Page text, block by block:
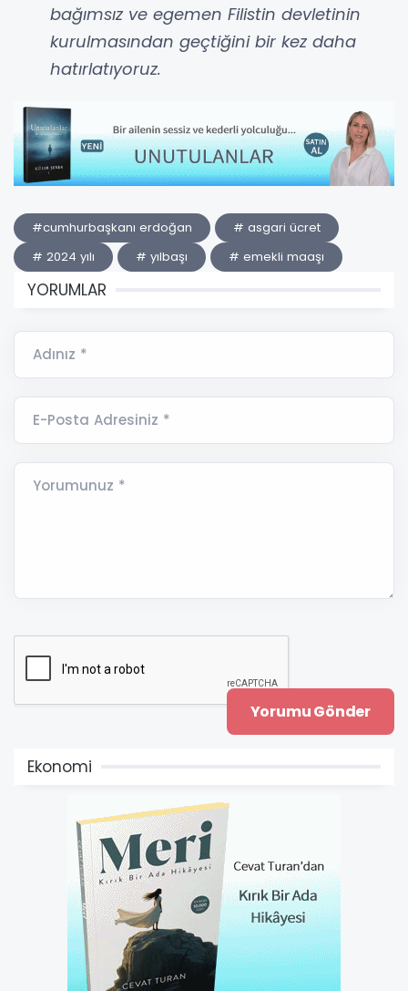
bağımsız ve egemen Filistin devletinin
kurulmasından geçtiğini bir kez daha
hatırlatıyoruz.
#cumhurbaşkanı erdoğan
# asgari ücret
# 2024 yılı
# yılbaşı # emekli maaşı
YORUMLAR
Adınız *
E-Posta Adresiniz *
Yorumunuz *
Ekonomi